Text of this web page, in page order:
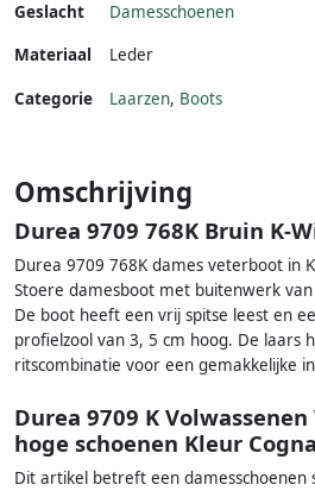
Geslacht
Damesschoenen
Materiaal
Leder
Categorie Laarzen, Boots
Omschrijving
Durea 9709 768K Bruin K-
Durea 9709 768K dames veterboot in
Stoere damesboot met buitenwerk
De boot heeft een vrij spitse leest en
profielzool van 3, 5 cm hoog. De laars
ritscombinatie voor een gemakkelijke
Durea 9709 K
hoge schoenen Kleur
Dit artikel betreft een